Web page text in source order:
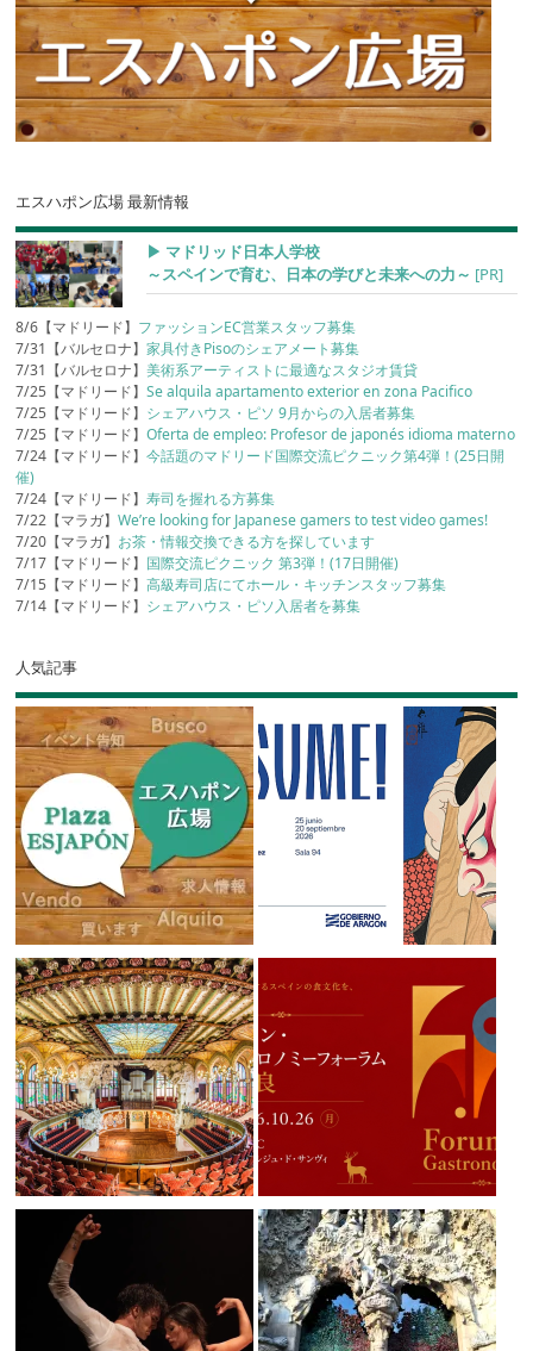
エスハポン広場 最新情報
▶︎ マドリッド日本人学校
～スペインで育む、日本の学びと未来への力～ [PR]
8/6【マドリード】 ファッションEC営業スタッフ募集
7/31【バルセロナ】家具付きPisoのシェアメート募集
7/31【バルセロナ】美術系アーティストに最適なスタジオ賃貸
7/25【マドリード】Se alquila apartamento exterior en zona Pacifico
7/25【マドリード】 シェアハウス・ピソ 9月からの入居者募集
7/25【マドリード】Oferta de empleo: Profesor de japonés idioma materno
7/24【マドリード】今話題のマドリード国際交流ピクニック第4弾！(25日開
催)
7/24【マドリード】寿司を握れる方募集
7/22【マラガ】We’re looking for Japanese gamers to test video games!
7/20【マラガ】 お茶・情報交換できる方を探しています
7/17【マドリード】 国際交流ピクニック 第3弾！(17日開催)
7/15【マドリード】高級寿司店にてホール・キッチンスタッフ募集
7/14【マドリード】 シェアハウス・ピソ入居者を募集
人気記事